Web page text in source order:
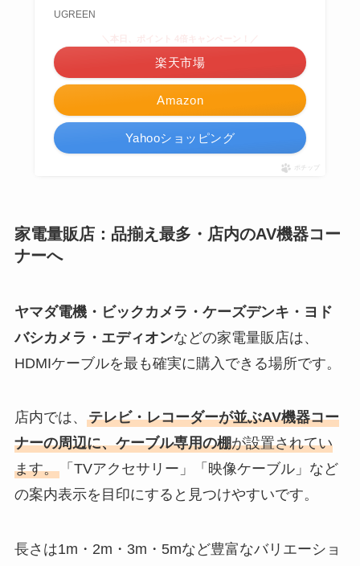
UGREEN
Amazon
楽天市場
Yahooショッピング
ポチップ
家電量販店：品揃え最多・店内のAV機器コー
ナーへ
ヤマダ電機・ビックカメラ・ケーズデンキ・ヨド
バシカメラ・エディオンなどの家電量販店は、
HDMIケーブルを最も確実に購入できる場所です。
店内では、 テレビ・レコーダーが並ぶAV機器コー
ナーの周辺に、ケーブル専用の棚が設置されてい
ます。「TVアクセサリー」「映像ケーブル」など
の案内表示を目印にすると見つけやすいです。
長さは1m・2m・3m・5mなど豊富なバリエーショ